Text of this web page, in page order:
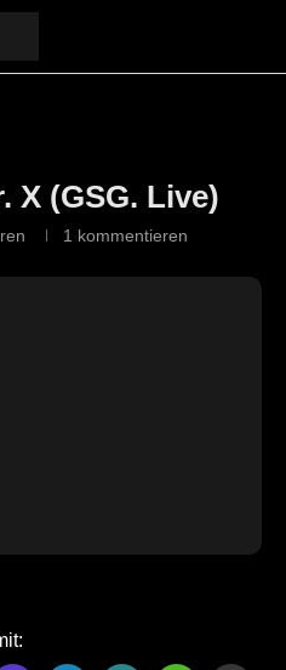
X (GSG. Live)
1 kommentieren